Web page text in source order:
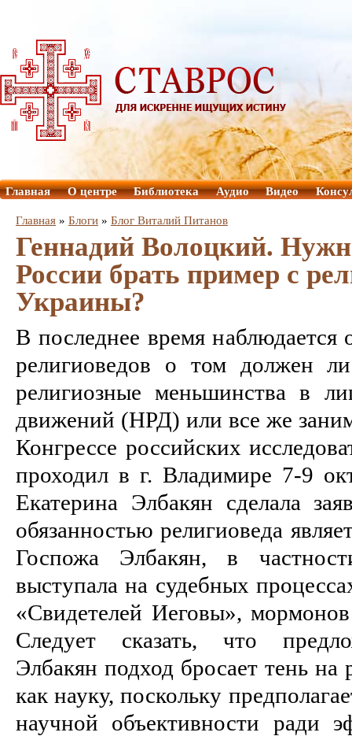
Главная О центре Библиотека Аудио Видео
Главная » Блоги » Блог Виталий Питанов
Геннадий Волоцкий.
России брать пример с
Украины?
В последнее время
религиоведов о том должен
религиозные меньшинства в
движений (НРД) или все же
Конгрессе российских
проходил в г. Владимире 7-9
Екатерина Элбакян сделала
обязанностью религиоведа
Госпожа Элбакян, в
выступала на судебных
«Свидетелей Иеговы»,
Следует сказать, что
Элбакян подход бросает тень на
как науку, поскольку
научной объективности ради